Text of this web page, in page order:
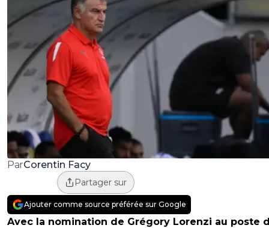
ParCorentin Facy
Partager sur
Ajouter comme source préférée sur Google
Avec la nomination de Grégory Lorenzi au poste